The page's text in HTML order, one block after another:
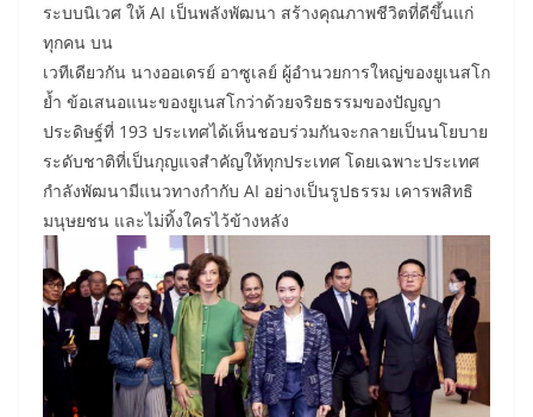
ระบบนิเวศ ให้ AI เป็นพลังพัฒนา สร้างคุณภาพชีวิตที่ดีขึ้นแก่
ทุกคน บน
เวทีเดียวกัน นางออเดรย์ อาซูเลย์ ผู้อำนวยการใหญ่ของยูเนสโก
ย้ำ ข้อเสนอแนะของยูเนสโกว่าด้วยจริยธรรมของปัญญา
ประดิษฐ์ที่ 193 ประเทศได้เห็นชอบร่วมกันจะกลายเป็นนโยบาย
ระดับชาติที่เป็นกุญแจสำคัญให้ทุกประเทศ โดยเฉพาะประเทศ
กำลังพัฒนามีแนวทางกำกับ AI อย่างเป็นรูปธรรม เคารพสิทธิ
มนุษยชน และไม่ทิ้งใครไว้ข้างหลัง